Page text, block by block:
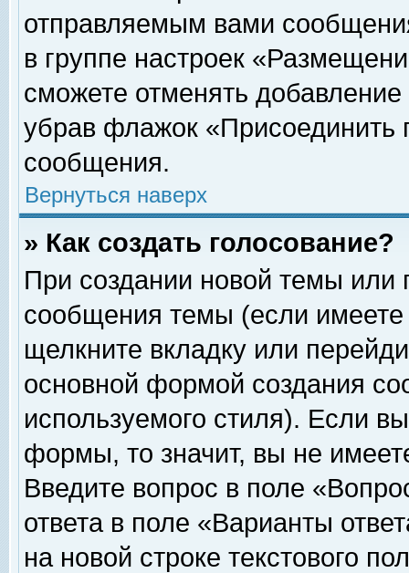
отправляемым вами
в группе настроек
сможете отменять
убрав флажок «Присоединить
сообщения.
Вернуться наверх
» Как создать голосование?
При создании новой темы или
сообщения темы (если
щелкните вкладку или
основной формой создания
используемого стиля). Если
формы, то значит, вы не
Введите вопрос в поле
ответа в поле «Варианты
на новой строке текстового